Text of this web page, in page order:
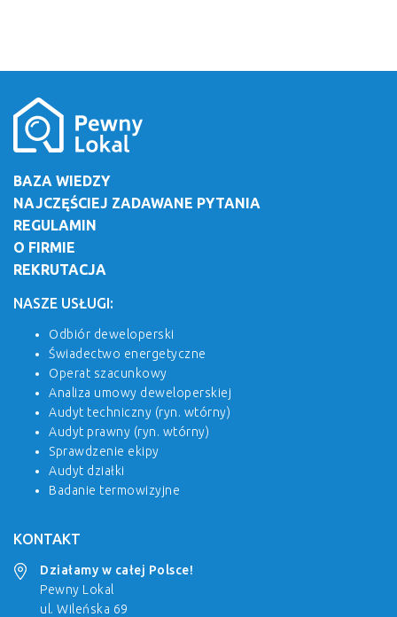
BAZA WIEDZY
NAJCZĘŚCIEJ ZADAWANE PYTANIA
REGULAMIN
O FIRMIE
REKRUTACJA
NASZE USŁUGI:
Odbiór deweloperski
Świadectwo energetyczne
Operat szacunkowy
Analiza umowy deweloperskiej
Audyt techniczny (ryn. wtórny)
Audyt prawny (ryn. wtórny)
Sprawdzenie ekipy
Audyt działki
Badanie termowizyjne
KONTAKT
Działamy w całej Polsce!
Pewny Lokal
ul. Wileńska 69